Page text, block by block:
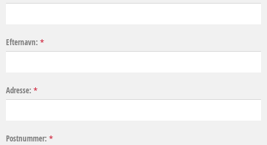
Efternavn: *
Adresse: *
Postnummer: *